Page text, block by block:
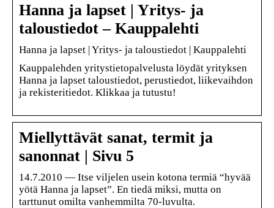
Hanna ja lapset | Yritys- ja
taloustiedot – Kauppalehti
Hanna ja lapset | Yritys- ja taloustiedot | Kauppalehti
Kauppalehden yritystietopalvelusta löydät yrityksen
Hanna ja lapset taloustiedot, perustiedot, liikevaihdon
ja rekisteritiedot. Klikkaa ja tutustu!
Miellyttävät sanat, termit ja
sanonnat | Sivu 5
14.7.2010 — Itse viljelen usein kotona termiä “hyvää
yötä Hanna ja lapset”. En tiedä miksi, mutta on
tarttunut omilta vanhemmilta 70-luvulta.